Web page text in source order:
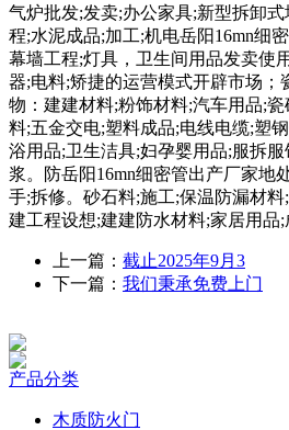
气炉批发;发卖;办公家具;新型拆卸
程;水泥成品;加工;机电岳阳16mn细
幕墙工程;灯具，卫生间用品发卖使
器;电料;矫捷的运营模式开辟市场；
物：建建材料;粉饰材料;汽车用品;
料;五金交电;塑料成品;电线电缆;塑
浴用品;卫生洁具;妇孕婴用品;服拆
浆。防岳阳16mn细密管出产厂家地
手;拆修。砂石料;施工;保温防漏材
建工程设想;建建防水材料;家居用品
上一篇： 截止2025年9月3
下一篇： 我们秉承免费上门
产品分类
木质防火门